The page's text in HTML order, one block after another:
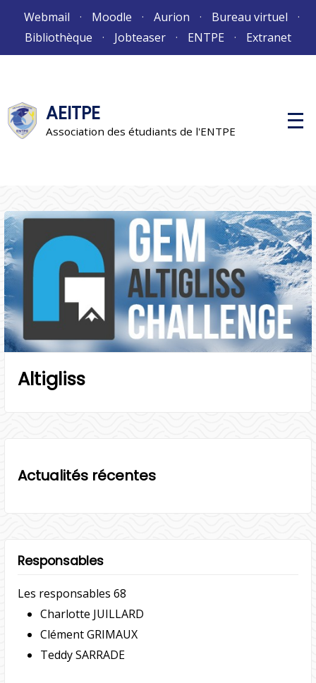
Webmail Moodle Aurion
Bureau virtuel
Bibliothèque
Jobteaser ENTPE Extranet
AEITPE
Association des étudiants de l'ENTPE
M
e
c
i
p
a
l
Responsables
Les responsables 68
Charlotte JUILLARD
Clément GRIMAUX
Teddy SARRADE
Altigliss
Actualités récentes